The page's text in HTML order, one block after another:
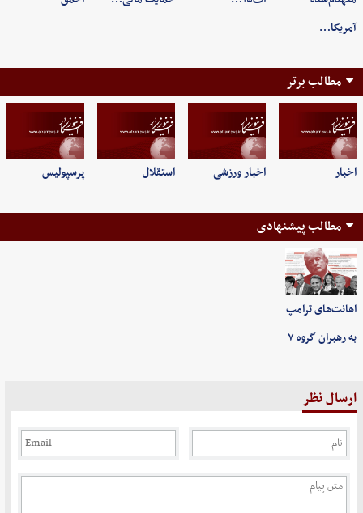
آمریکا…
مطالب برتر
اخبار اخبار ورزشی استقلال پرسپولیس
مطالب پیشنهادی
اهانت‌های ترامپ
به رهبران گروه ۷
ارسال نظر